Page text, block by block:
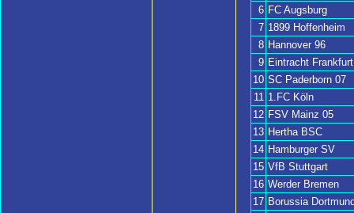
6 FC Augsburg
7 1899 Hoffenheim
8 Hannover 96
9 Eintracht Frankfurt
10 SC Paderborn 07
11 1.FC Köln
12 FSV Mainz 05
13 Hertha BSC
14 Hamburger SV
15 VfB Stuttgart
16 Werder Bremen
17 Borussia